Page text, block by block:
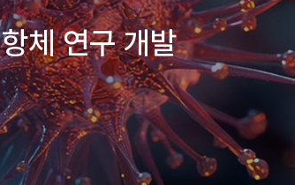
항체 연구 개발